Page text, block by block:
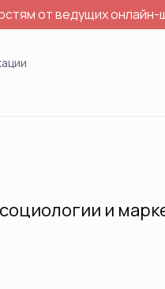
от ведущих онлайн-
и